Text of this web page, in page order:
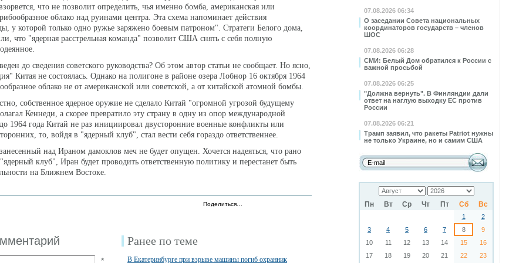
07.08.2026 06:34
О заседании Совета национальных
координаторов государств – членов
ШОС
07.08.2026 06:28
СМИ: Белый Дом обратился к России с
важной просьбой
07.08.2026 06:25
"Должна вернуть". В Финляндии дали
ответ на наглую выходку ЕС против
России
07.08.2026 06:21
Трамп заявил, что ракеты Patriot нужны
не только Украине, но и самим США
Пн Вт Ср Чт Пт Сб Вс
1
2
3
4 5 6 7 8
9
10
11 12 13 14 15
16
17
18 19 20 21 22 23
что не позволит определить, чья именно бомба, американская или
облако над руинами центра. Эта схема напоминает действия
у которой только одно ружье заряжено боевым патроном". Стратеги Белого дома,
что "ядерная расстрельная команда" позволит США снять с себя полную
до сведения советского руководства? Об этом автор статьи не сообщает. Но ясно,
Китая не состоялась. Однако на полигоне в районе озера Лобнор 16 октября 1964
облако не от американской или советской, а от китайской атомной бомбы.
собственное ядерное оружие не сделало Китай "огромной угрозой будущему
Кеннеди, а скорее превратило эту страну в одну из опор международной
1964 года Китай не раз инициировал двусторонние военные конфликты или
то, войдя в "ядерный клуб", стал вести себя гораздо ответственнее.
над Ираном дамоклов меч не будет опущен. Хочется надеяться, что рано
клуб", Иран будет проводить ответственную политику и перестанет быть
на Ближнем Востоке.
Поделиться…
*
Ранее по теме
В Екатеринбурге при взрыве машины погиб охранник